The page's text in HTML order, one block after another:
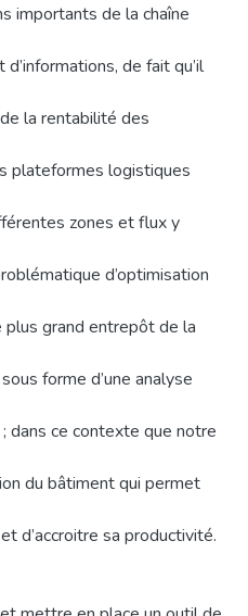
importants de la chaîne
de fait qu’il
la rentabilité des
plateformes logistiques
zones et flux y
d’optimisation
grand entrepôt de la
forme d’une analyse
dans ce contexte que notre
du bâtiment qui permet
d’accroitre sa productivité.